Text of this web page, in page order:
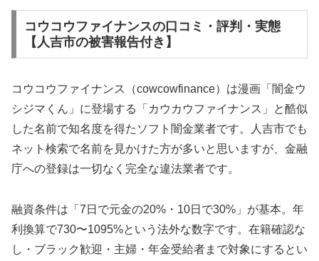
コウコウファイナンスの口コミ・評判・実態
【人吉市の被害報告付き】
コウコウファイナンス（cowcowfinance）は漫画「闇金ウ
シジマくん」に登場する「カウカウファイナンス」と酷似
した名前で知名度を得たソフト闇金業者です。人吉市でも
ネット検索で名前を見かけた方が多いと思いますが、金融
庁への登録は一切なく完全な違法業者です。
融資条件は「7日で元金の20%・10日で30%」が基本。年
利換算で730〜1095%という法外な数字です。在籍確認な
し・ブラック歓迎・主婦・年金受給者まで対象にするとい